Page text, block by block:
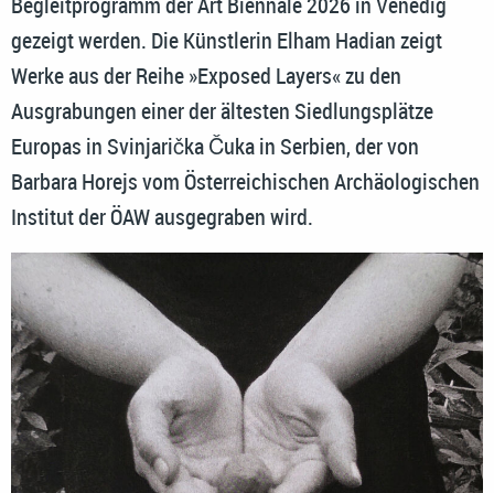
gezeigt werden. Die Künstlerin Elham Hadian zeigt
Werke aus der Reihe »Exposed Layers« zu den
Ausgrabungen einer der ältesten Siedlungsplätze
Europas in Svinjarička Čuka in Serbien, der von
Barbara Horejs vom Österreichischen Archäologischen
Institut der ÖAW ausgegraben wird.